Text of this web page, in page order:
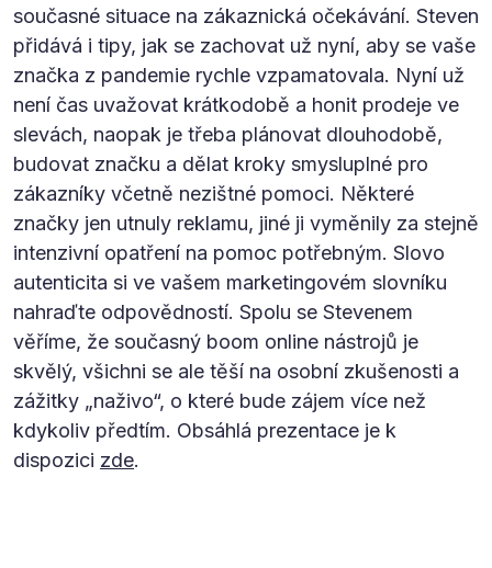
současné situace na zákaznická očekávání. Steven
přidává i tipy, jak se zachovat už nyní, aby se vaše
značka z pandemie rychle vzpamatovala. Nyní už
není čas uvažovat krátkodobě a honit prodeje ve
slevách, naopak je třeba plánovat dlouhodobě,
budovat značku a dělat kroky smysluplné pro
zákazníky včetně nezištné pomoci. Některé
značky jen utnuly reklamu, jiné ji vyměnily za stejně
intenzivní opatření na pomoc potřebným. Slovo
autenticita si ve vašem marketingovém slovníku
nahraďte odpovědností. Spolu se Stevenem
věříme, že současný boom online nástrojů je
skvělý, všichni se ale těší na osobní zkušenosti a
zážitky „naživo“, o které bude zájem více než
kdykoliv předtím. Obsáhlá prezentace je k
dispozici zde.